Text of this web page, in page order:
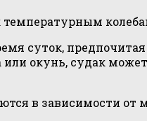
суток,
окунь, судак
в зависимости от